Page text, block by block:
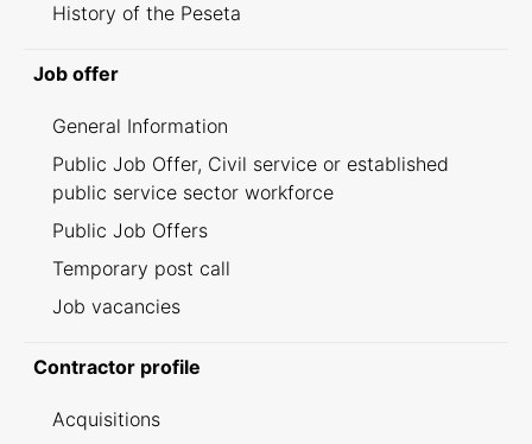
History of the Peseta
Job offer
General Information
Public Job Offer, Civil service or established
public service sector workforce
Public Job Offers
Temporary post call
Job vacancies
Contractor profile
Acquisitions